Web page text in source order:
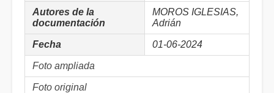
Autores de la
documentación
MOROS IGLESIAS,
Adrián
Fecha 01-06-2024
Foto ampliada
Foto original